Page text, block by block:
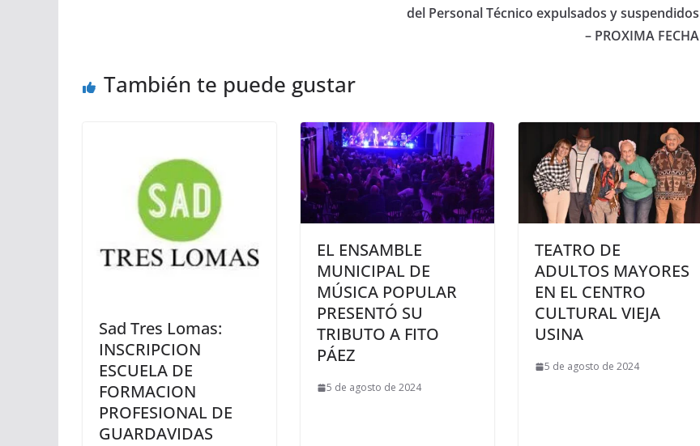
del Personal Técnico expulsados y suspendidos
– PROXIMA FECHA
También te puede gustar
Sad Tres Lomas:
INSCRIPCION
ESCUELA DE
FORMACION
PROFESIONAL DE
GUARDAVIDAS
EL ENSAMBLE
MUNICIPAL DE
MÚSICA POPULAR
PRESENTÓ SU
TRIBUTO A FITO
PÁEZ
5 de agosto de 2024
TEATRO DE
ADULTOS MAYORES
EN EL CENTRO
CULTURAL VIEJA
USINA
5 de agosto de 2024